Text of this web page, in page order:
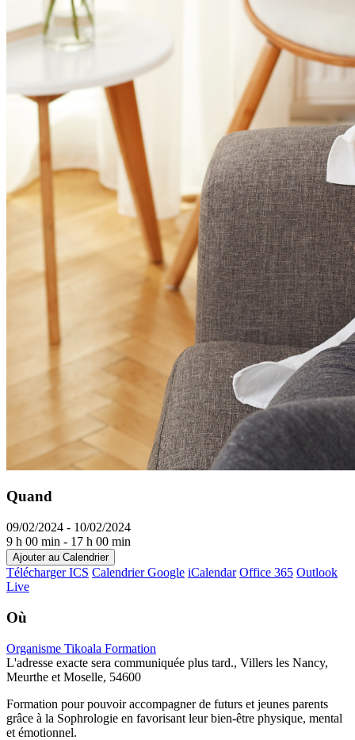
Quand
09/02/2024 - 10/02/2024
9 h 00 min - 17 h 00 min
Ajouter au Calendrier
Télécharger ICS Calendrier Google iCalendar Office 365 Outlook
Live
Où
Organisme Tikoala Formation
L'adresse exacte sera communiquée plus tard., Villers les Nancy,
Meurthe et Moselle, 54600
Formation pour pouvoir accompagner de futurs et jeunes parents
grâce à la Sophrologie en favorisant leur bien-être physique, mental
et émotionnel.